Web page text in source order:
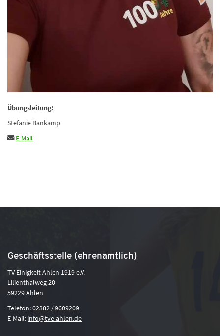
Übungsleitung:
Stefanie Bankamp
E-Mail
Geschäftsstelle (ehrenamtlich)
TV Einigkeit Ahlen 1919 e.V.
Lilienthalweg 20
59229 Ahlen
Telefon:02382 / 9609209
E-Mail: info@tve-ahlen.de